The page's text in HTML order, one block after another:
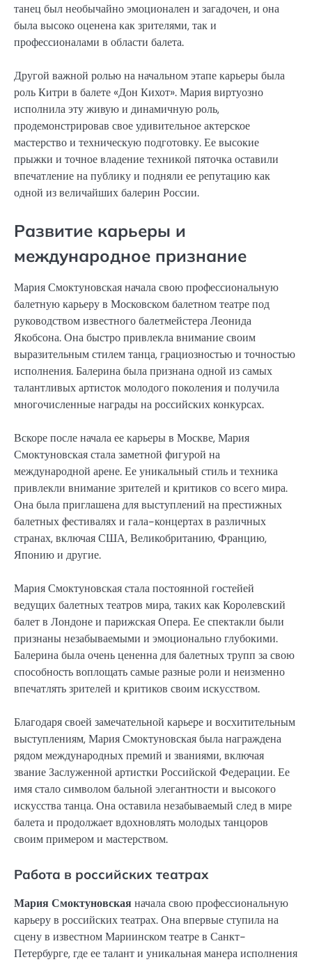
танец был необычайно эмоционален и загадочен, и она
была высоко оценена как зрителями, так и
профессионалами в области балета.
Другой важной ролью на начальном этапе карьеры была
роль Китри в балете «Дон Кихот». Мария виртуозно
исполнила эту живую и динамичную роль,
продемонстрировав свое удивительное актерское
мастерство и техническую подготовку. Ее высокие
прыжки и точное владение техникой пяточка оставили
впечатление на публику и подняли ее репутацию как
одной из величайших балерин России.
Развитие карьеры и
международное признание
Мария Смоктуновская начала свою профессиональную
балетную карьеру в Московском балетном театре под
руководством известного балетмейстера Леонида
Якобсона. Она быстро привлекла внимание своим
выразительным стилем танца, грациозностью и точностью
исполнения. Балерина была признана одной из самых
талантливых артисток молодого поколения и получила
многочисленные награды на российских конкурсах.
Вскоре после начала ее карьеры в Москве, Мария
Смоктуновская стала заметной фигурой на
международной арене. Ее уникальный стиль и техника
привлекли внимание зрителей и критиков со всего мира.
Она была приглашена для выступлений на престижных
балетных фестивалях и гала-концертах в различных
странах, включая США, Великобританию, Францию,
Японию и другие.
Мария Смоктуновская стала постоянной гостейей
ведущих балетных театров мира, таких как Королевский
балет в Лондоне и парижская Опера. Ее спектакли были
признаны незабываемыми и эмоционально глубокими.
Балерина была очень цененна для балетных трупп за свою
способность воплощать самые разные роли и неизменно
впечатлять зрителей и критиков своим искусством.
Благодаря своей замечательной карьере и восхитительным
выступлениям, Мария Смоктуновская была награждена
рядом международных премий и званиями, включая
звание Заслуженной артистки Российской Федерации. Ее
имя стало символом бальной элегантности и высокого
искусства танца. Она оставила незабываемый след в мире
балета и продолжает вдохновлять молодых танцоров
своим примером и мастерством.
Работа в российских театрах
Мария Смоктуновскаяначала свою профессиональную
карьеру в российских театрах. Она впервые ступила на
сцену в известном Мариинском театре в Санкт-
Петербурге, где ее талант и уникальная манера исполнения